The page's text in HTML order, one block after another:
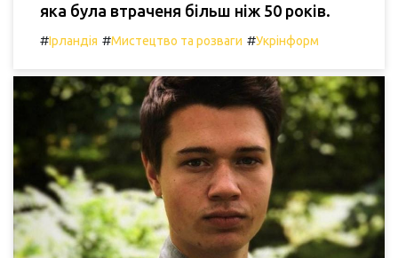
яка була втраченя більш ніж 50 років.
#Ірландія #Мистецтво та розваги #Укрінформ